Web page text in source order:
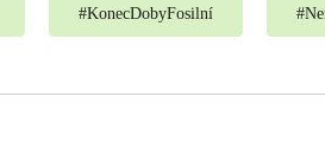
#KonecDobyFosilní #